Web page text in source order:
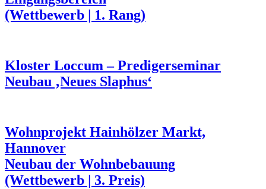
(Wettbewerb | 1. Rang)
Kloster Loccum – Predigerseminar
Neubau ‚Neues Slaphus‘
Wohnprojekt Hainhölzer Markt,
Hannover
Neubau der Wohnbebauung
(Wettbewerb | 3. Preis)